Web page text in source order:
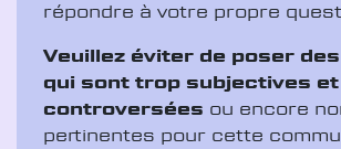
répondre à votre propre
Veuillez éviter de poser
qui sont trop subjectives et
controversées ou encore
pertinentes pour cette